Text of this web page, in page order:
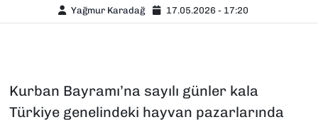
Yağmur Karadağ 17.05.2026 - 17:20
Kurban Bayramı’na sayılı günler kala
Türkiye genelindeki hayvan pazarlarında